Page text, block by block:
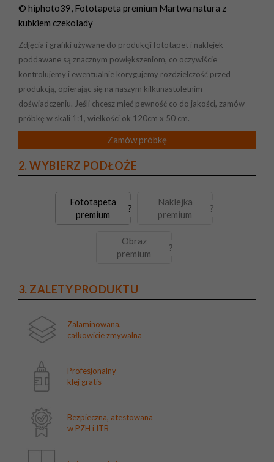
© hiphoto39, Fototapeta premium Martwa natura z
kubkiem czekolady
Zdjęcia i grafiki używane do produkcji fototapet i naklejek
poddawane są znacznym powiększeniom, co oczywiście
kontrolujemy i ewentualnie korygujemy rozdzielczość przed
produkcją, opierając się na naszym kilkunastoletnim
doświadczeniu. Jeśli chcesz mieć pewność co do jakości, zamów
próbkę w skali 1:1, wielkości ok 120cm x 50 cm.
Zamów próbkę
2. WYBIERZ PODŁOŻE
Fototapeta
premium
?
Naklejka
premium
?
Obraz
premium
?
3. ZALETY PRODUKTU
Zalaminowana,
całkowicie zmywalna
Profesjonalny
klej gratis
Bezpieczna, atestowana
w PZH i ITB